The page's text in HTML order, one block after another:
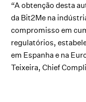
“A obtenção desta
da Bit2Me na
compromisso em
regulatórios,
em Espanha e na
Teixeira, Chief